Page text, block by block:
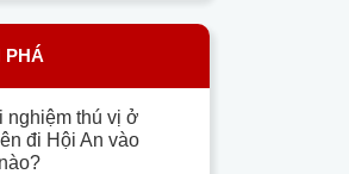
PHÁ
nghiệm thú vị ở
đi Hội An vào